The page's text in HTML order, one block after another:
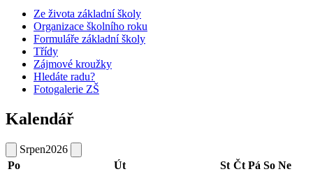
Ze života základní školy
Organizace školního roku
Formuláře základní školy
Třídy
Zájmové kroužky
Hledáte radu?
Fotogalerie ZŠ
Kalendář
Srpen2026
Po
Út St Čt Pá So Ne